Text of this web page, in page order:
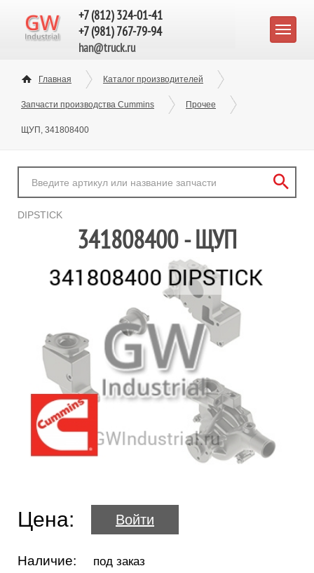
+7 (812) 324-01-41
+7 (981) 767-79-94
han@truck.ru
Главная Каталог производителей
Запчасти производства Cummins Прочее
ЩУП, 341808400
DIPSTICK
341808400 - ЩУП
Цена: Войти
Наличие: под заказ